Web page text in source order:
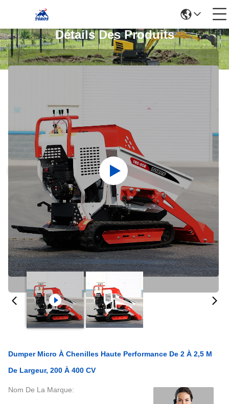
Détails Des Produits
Dumper Micro À Chenilles Haute Performance De 2 À 2,5 M
De Largeur, 200 À 400 CV
Nom De La Marque: